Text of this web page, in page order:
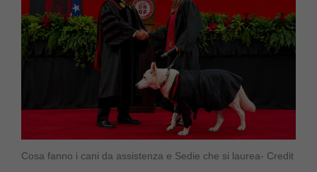
Cosa fanno i cani da assistenza e Sedie che si laurea- Credit